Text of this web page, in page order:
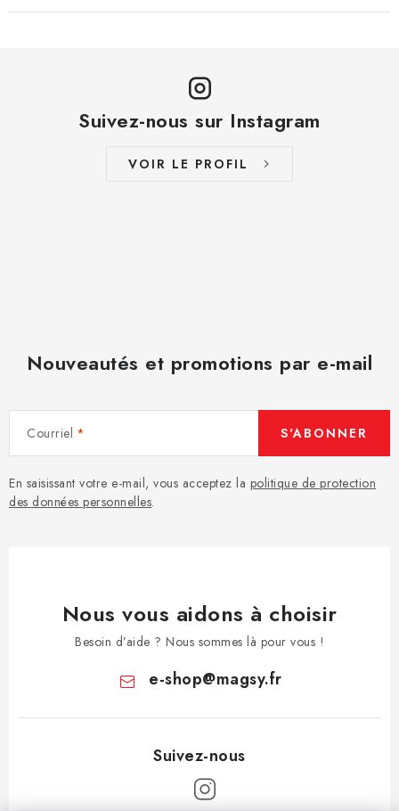
Suivez-nous sur Instagram
VOIR LE PROFIL
Nouveautés et promotions par e-mail
Courriel
En saisissant votre e-mail, vous acceptez la politique de protection
des données personnelles.
S'ABONNER
Nous vous aidons à choisir
Besoin d’aide ? Nous sommes là pour vous !
e-shop@magsy.fr